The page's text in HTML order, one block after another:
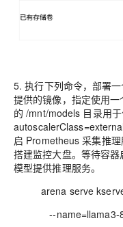
5. 执行下列命令，部署
提供的镜像，指定使用
的 /mnt/models 目录用
启 Prometheus 采集推
搭建监控大盘。等待容
模型提供推理服务。
arena serve
--name=llama3-